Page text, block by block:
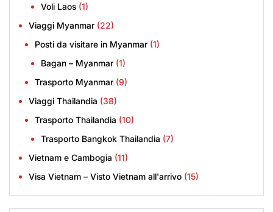
Voli Laos (1)
Viaggi Myanmar (22)
Posti da visitare in Myanmar (1)
Bagan – Myanmar (1)
Trasporto Myanmar (9)
Viaggi Thailandia (38)
Trasporto Thailandia (10)
Trasporto Bangkok Thailandia (7)
Vietnam e Cambogia (11)
Visa Vietnam – Visto Vietnam all'arrivo (15)